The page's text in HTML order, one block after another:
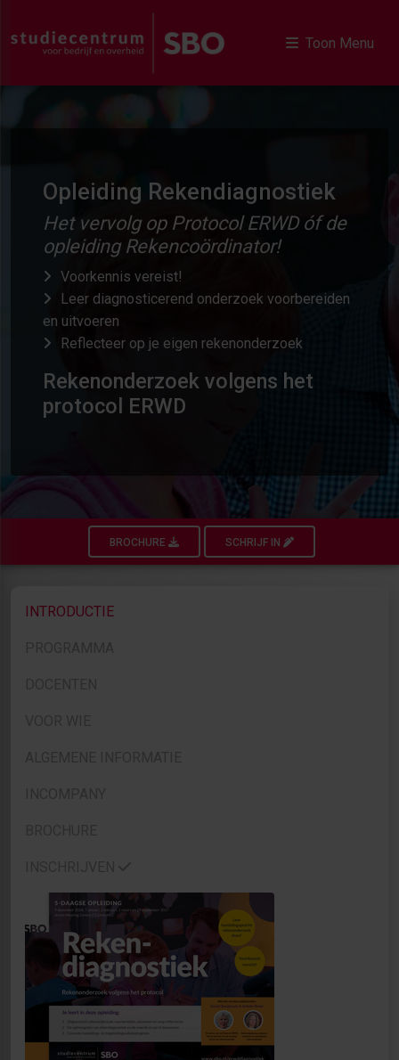
Toon Menu
Opleiding Rekendiagnostiek
Het vervolg op Protocol ERWD óf de
opleiding Rekencoördinator!
Voorkennis vereist!
Leer diagnosticerend onderzoek voorbereiden
en uitvoeren
Reflecteer op je eigen rekenonderzoek
Rekenonderzoek volgens het
protocol ERWD
BROCHURE SCHRIJF IN
INTRODUCTIE